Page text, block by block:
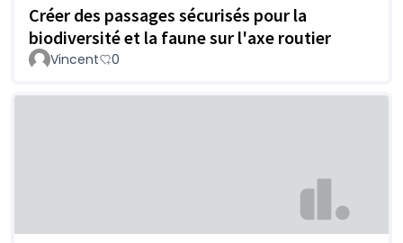
Créer des passages sécurisés pour la
biodiversité et la faune sur l'axe routier
Vincent 0